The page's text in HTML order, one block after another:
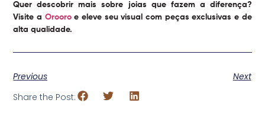
Quer descobrir mais sobre joias que fazem a diferença?
Visite a Orooroe eleve seu visual com peças exclusivas e de
alta qualidade.
Previous
Next
Share the Post: